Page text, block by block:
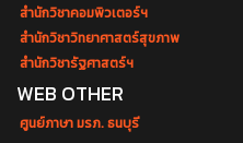
สำนักวิชาคอมพิวเตอร์ฯ
สำนักวิชาวิทยาศาสตร์สุขภาพ
สำนักวิชารัฐศาสตร์ฯ
WEB OTHER
ศูนย์ภาษา มรภ. ธนบุรี